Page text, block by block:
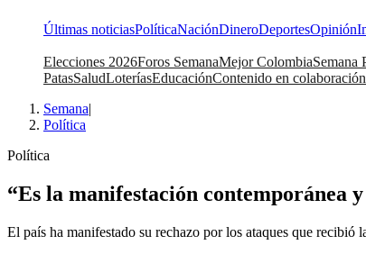
Últimas noticiasPolíticaNaciónDineroDeportesOpinión
Elecciones 2026Foros SemanaMejor ColombiaSemana
PatasSaludLoteríasEducaciónContenido en colaboración
Semana|
Política
Política
“Es la manifestación contemporánea
El país ha manifestado su rechazo por los ataques que